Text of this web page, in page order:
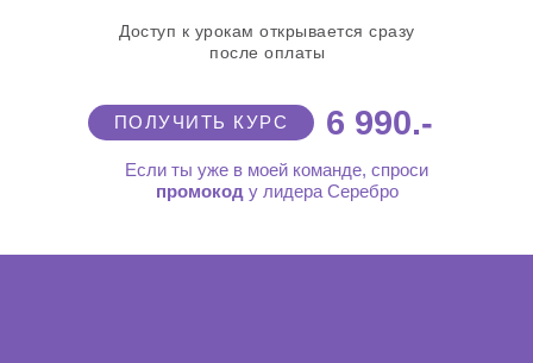
Доступ к урокам открывается сразу
после оплаты
6 990.-
ПОЛУЧИТЬ КУРС
Если ты уже в моей команде, спроси
промокод у лидера Серебро